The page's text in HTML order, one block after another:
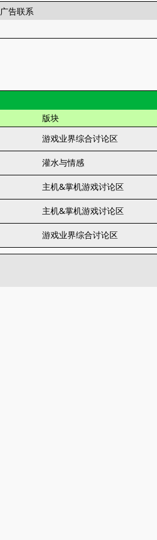
广告联系
版块
游戏业界综合讨论区
灌水与情感
主机&掌机游戏讨论区
主机&掌机游戏讨论区
游戏业界综合讨论区